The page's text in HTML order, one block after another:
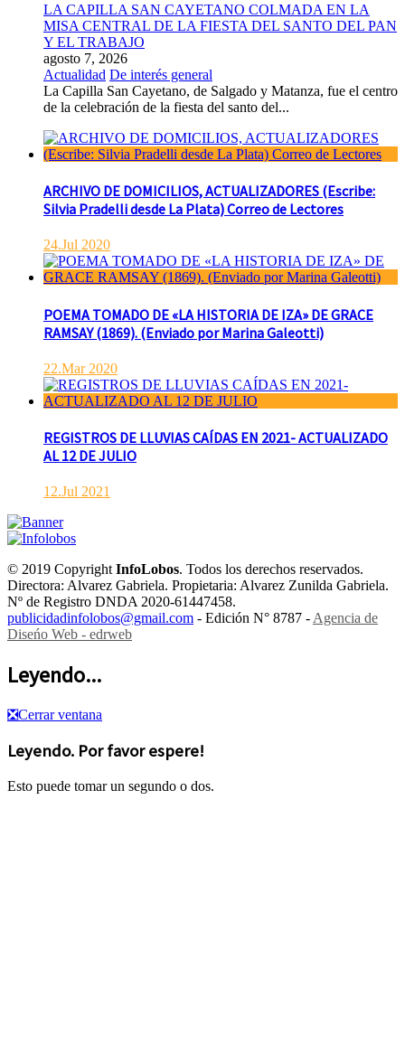
LA CAPILLA SAN CAYETANO COLMADA EN LA
MISA CENTRAL DE LA FIESTA DEL SANTO DEL PAN
Y EL TRABAJO
agosto 7, 2026
Actualidad De interés general
La Capilla San Cayetano, de Salgado y Matanza, fue el centro
de la celebración de la fiesta del santo del...
ARCHIVO DE DOMICILIOS, ACTUALIZADORES (Escribe:
Silvia Pradelli desde La Plata) Correo de Lectores
24.Jul 2020
POEMA TOMADO DE «LA HISTORIA DE IZA» DE GRACE
RAMSAY (1869). (Enviado por Marina Galeotti)
22.Mar 2020
REGISTROS DE LLUVIAS CAÍDAS EN 2021- ACTUALIZADO
AL 12 DE JULIO
12.Jul 2021
© 2019 CopyrightInfoLobos. Todos los derechos reservados.
Directora: Alvarez Gabriela. Propietaria: Alvarez Zunilda Gabriela.
Nº de Registro DNDA 2020-61447458.
publicidadinfolobos@gmail.com - Edición N° 8787 -Agencia de
Diseńo Web - edrweb
Leyendo...
❎Cerrar ventana
Leyendo. Por favor espere!
Esto puede tomar un segundo o dos.